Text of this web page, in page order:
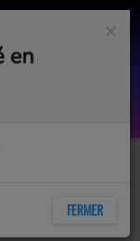
×
en
FERMER